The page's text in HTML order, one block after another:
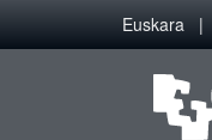
Saltar al contenido principal
Euskara